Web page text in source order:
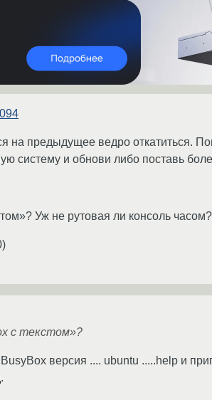
на предыдущее ведро откатиться.
систему и обнови либо поставь
Уж не рутовая ли консоль часом?
)
с текстом»?
версия .... ubuntu .....help и